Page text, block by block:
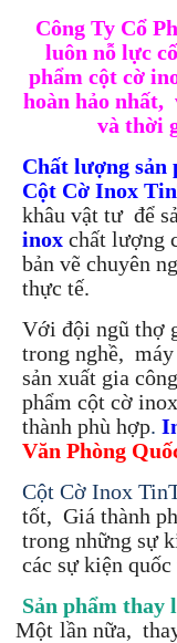
Công Ty Cổ
luôn nỗ lực
phẩm cột cờ
hoàn hảo nhất,.
và thời
Chất lượng sản
Cột Cờ Inox
khâu vật tư. để
inox chất lượng
bản vẽ chuyên
thực tế.
Với đội ngũ thợ
trong nghề,
sản xuất gia
phẩm cột cờ
thành phù hợp.
Văn Phòng
Cột Cờ Inox
tốt, Giá thành
trong những sự
các sự kiện quốc
Sản phẩm thay
Một lần nữa,